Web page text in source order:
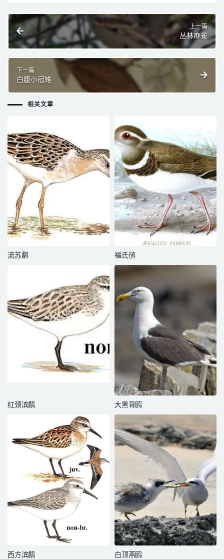
上一篇
丛林麻雀
下一篇
白腹小冠雉
相关文章
流苏鹬 福氏鸻
红颈滨鹬 大黑背鸥
西方滨鹬 白顶燕鸥